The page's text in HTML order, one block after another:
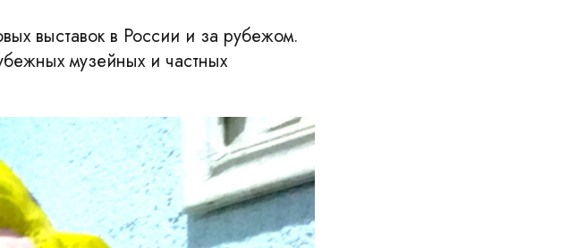
выставок в России и за рубежом.
музейных и частных